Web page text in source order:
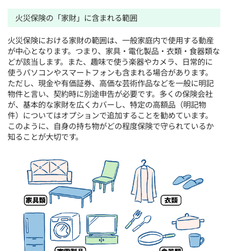
火災保険の「家財」に含まれる範囲
火災保険における家財の範囲は、一般家庭内で使用する動産
が中心となります。つまり、家具・電化製品・衣類・食器類な
どが該当します。また、趣味で使う楽器やカメラ、日常的に
使うパソコンやスマートフォンも含まれる場合があります。
ただし、現金や有価証券、高価な芸術作品などを一般に明記
物件と言い、契約時に別途申告が必要です。多くの保険会社
が、基本的な家財を広くカバーし、特定の高額品（明記物
件）についてはオプションで追加することを勧めています。
このように、自身の持ち物がどの程度保険で守られているか
知ることが大切です。